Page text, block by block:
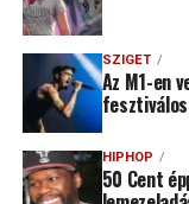
SZIGET
Az M1-en
HIPHOP
50 Cent